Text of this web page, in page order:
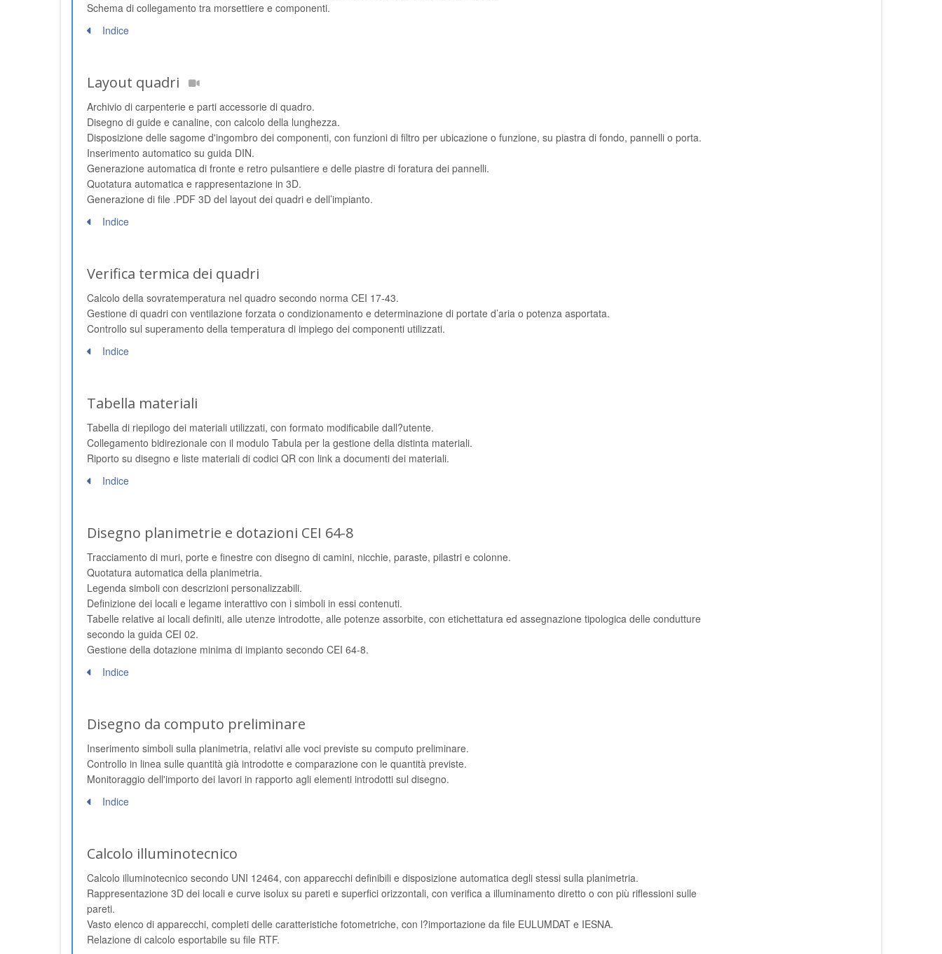
Schema di collegamento tra morsettiere e componenti.
Indice
Layout quadri
Archivio di carpenterie e parti accessorie di quadro.
Disegno di guide e canaline, con calcolo della lunghezza.
Disposizione delle sagome d'ingombro dei componenti, con funzioni di filtro per ubicazione o funzione, su piastra di fondo, pannelli o porta.
Inserimento automatico su guida DIN.
Generazione automatica di fronte e retro pulsantiere e delle piastre di foratura dei pannelli.
Quotatura automatica e rappresentazione in 3D.
Generazione di file .PDF 3D del layout dei quadri e dell’impianto.
Indice
Verifica termica dei quadri
Calcolo della sovratemperatura nel quadro secondo norma CEI 17-43.
Gestione di quadri con ventilazione forzata o condizionamento e determinazione di portate d’aria o potenza asportata.
Controllo sul superamento della temperatura di impiego dei componenti utilizzati.
Indice
Tabella materiali
Tabella di riepilogo dei materiali utilizzati, con formato modificabile dall?utente.
Collegamento bidirezionale con il modulo Tabula per la gestione della distinta materiali.
Riporto su disegno e liste materiali di codici QR con link a documenti dei materiali.
Indice
Disegno planimetrie e dotazioni CEI 64-8
Tracciamento di muri, porte e finestre con disegno di camini, nicchie, paraste, pilastri e colonne.
Quotatura automatica della planimetria.
Legenda simboli con descrizioni personalizzabili.
Definizione dei locali e legame interattivo con i simboli in essi contenuti.
Tabelle relative ai locali definiti, alle utenze introdotte, alle potenze assorbite, con etichettatura ed assegnazione tipologica delle condutture
secondo la guida CEI 02.
Gestione della dotazione minima di impianto secondo CEI 64-8.
Indice
Disegno da computo preliminare
Inserimento simboli sulla planimetria, relativi alle voci previste su computo preliminare.
Controllo in linea sulle quantità già introdotte e comparazione con le quantità previste.
Monitoraggio dell'importo dei lavori in rapporto agli elementi introdotti sul disegno.
Indice
Calcolo illuminotecnico
Calcolo illuminotecnico secondo UNI 12464, con apparecchi definibili e disposizione automatica degli stessi sulla planimetria.
Rappresentazione 3D dei locali e curve isolux su pareti e superfici orizzontali, con verifica a illuminamento diretto o con più riflessioni sulle
pareti.
Vasto elenco di apparecchi, completi delle caratteristiche fotometriche, con l?importazione da file EULUMDAT e IESNA.
Relazione di calcolo esportabile su file RTF.